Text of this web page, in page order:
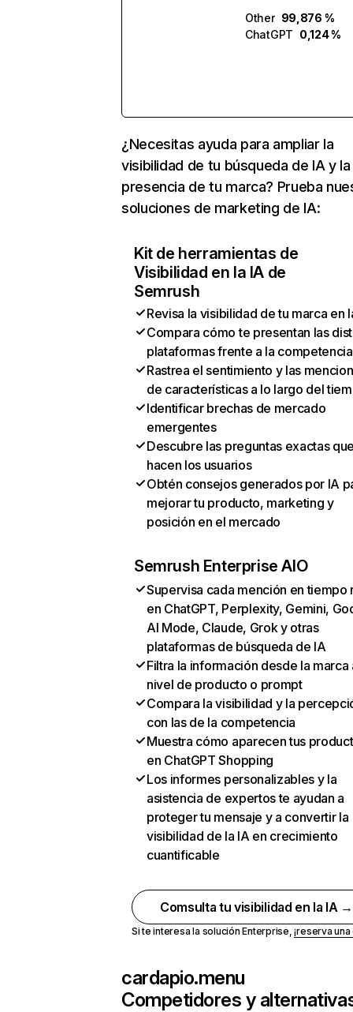
Other 99,876 %
ChatGPT 0,124 %
¿Necesitas ayuda para ampliar la
visibilidad de tu búsqueda de IA y la
presencia de tu marca? Prueba
soluciones de marketing de IA:
Kit de herramientas de
Visibilidad en la IA de
Semrush
Revisa la visibilidad de tu marca en
Compara cómo te presentan las
plataformas frente a la competencia
Rastrea el sentimiento y las
de características a lo largo del
Identificar brechas de mercado
emergentes
Descubre las preguntas exactas
hacen los usuarios
Obtén consejos generados por IA
mejorar tu producto, marketing y
posición en el mercado
Semrush Enterprise AIO
Supervisa cada mención en tiempo
en ChatGPT, Perplexity, Gemini,
AI Mode, Claude, Grok y otras
plataformas de búsqueda de IA
Filtra la información desde la marca
nivel de producto o prompt
Compara la visibilidad y la
con las de la competencia
Muestra cómo aparecen tus
en ChatGPT Shopping
Los informes personalizables y la
asistencia de expertos te ayudan a
proteger tu mensaje y a convertir la
visibilidad de la IA en crecimiento
cuantificable
Comsulta tu visibilidad en la IA →
Si te interesa la solución Enterprise,¡reserva
cardapio.menu
Competidores y